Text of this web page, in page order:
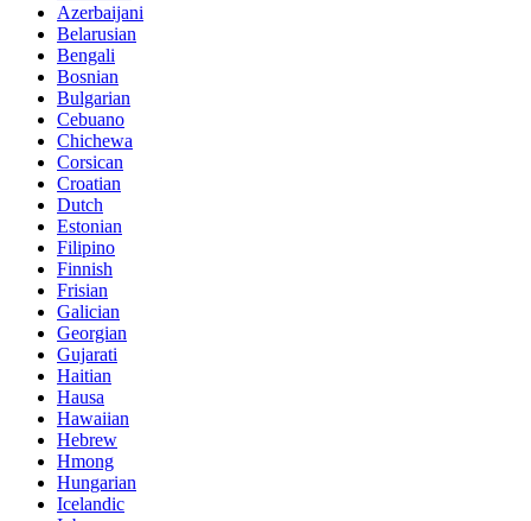
Azerbaijani
Belarusian
Bengali
Bosnian
Bulgarian
Cebuano
Chichewa
Corsican
Croatian
Dutch
Estonian
Filipino
Finnish
Frisian
Galician
Georgian
Gujarati
Haitian
Hausa
Hawaiian
Hebrew
Hmong
Hungarian
Icelandic